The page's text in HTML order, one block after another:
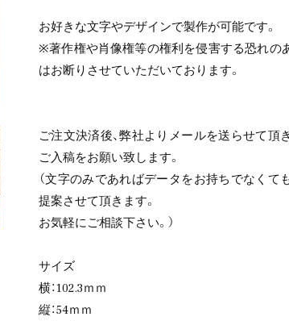
お好きな文字やデザインで製作が可能です。
※著作権や肖像権等の権利を侵害する恐れの
はお断りさせていただいております。
ご注文決済後、弊社よりメールを送らせて頂
ご入稿をお願い致します。
（文字のみであればデータをお持ちでなく
提案させて頂きます。
お気軽にご相談下さい。）
サイズ
横：102.3ｍｍ
縦：54ｍｍ